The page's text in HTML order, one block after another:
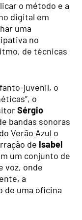
o método e a
digital em
uma
no
de técnicas
juvenil, o
o
Sérgio
bandas sonoras
Verão Azul o
de Isabel
um conjunto de
voz, onde
a
de uma oficina